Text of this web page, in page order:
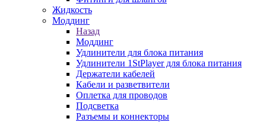
Жидкость
Моддинг
Назад
Моддинг
Удлинители для блока питания
Удлинители 1StPlayer для блока питания
Держатели кабелей
Кабели и разветвители
Оплетка для проводов
Подсветка
Разъемы и коннекторы